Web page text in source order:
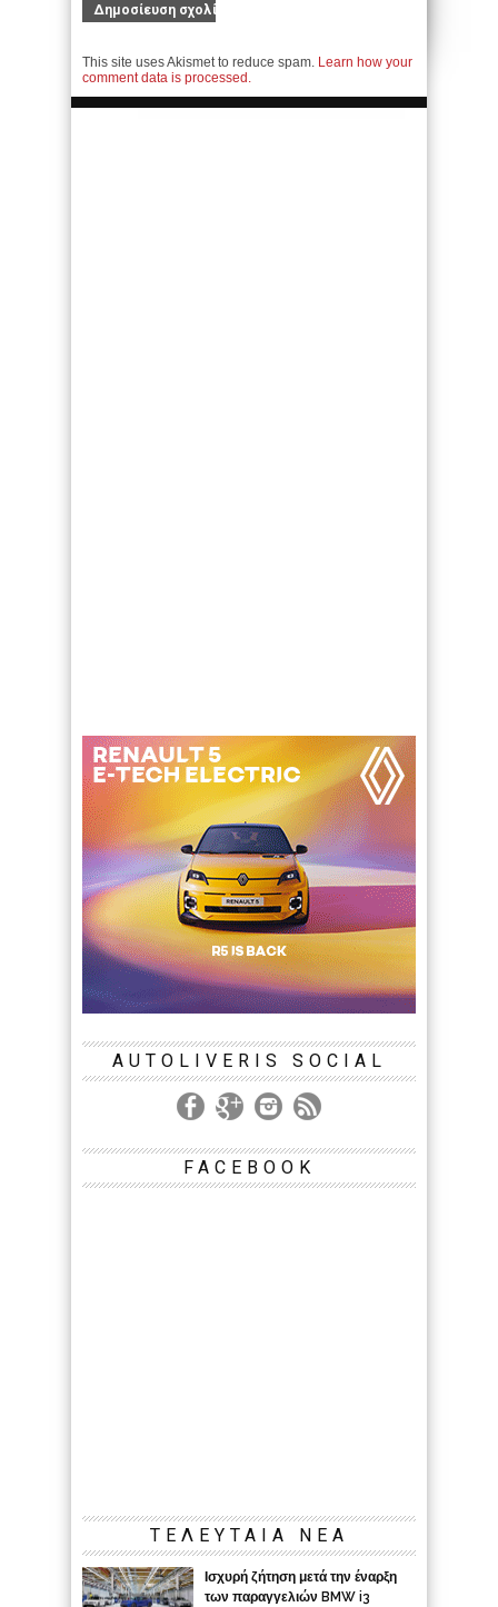
This site uses Akismet to reduce spam. Learn how your
comment data is processed.
AUTOLIVERIS SOCIAL
FACEBOOK
ΤΕΛΕΥΤΑΙΑ ΝΕΑ
Ισχυρή ζήτηση μετά την έναρξη
των παραγγελιών BMW i3